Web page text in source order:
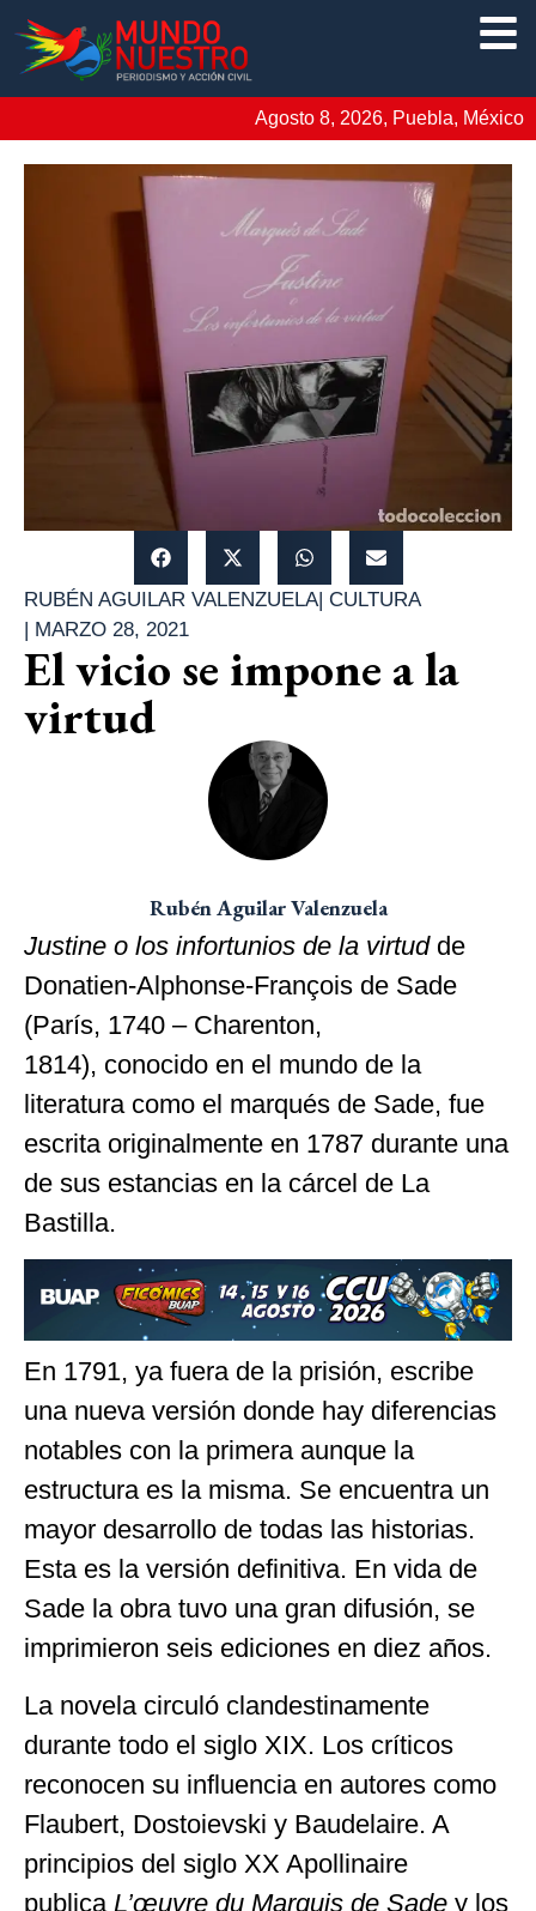
Agosto 8, 2026, Puebla, México
RUBÉN AGUILAR VALENZUELA| CULTURA
| MARZO 28, 2021
El vicio se impone a la
virtud
Rubén Aguilar Valenzuela
Justine o los infortunios de la virtud de
Donatien-Alphonse-François de Sade
(París, 1740 – Charenton,
1814), conocido en el mundo de la
literatura como el marqués de Sade, fue
escrita originalmente en 1787 durante una
de sus estancias en la cárcel de La
Bastilla.
En 1791, ya fuera de la prisión, escribe
una nueva versión donde hay diferencias
notables con la primera aunque la
estructura es la misma. Se encuentra un
mayor desarrollo de todas las historias.
Esta es la versión definitiva. En vida de
Sade la obra tuvo una gran difusión, se
imprimieron seis ediciones en diez años.
La novela circuló clandestinamente
durante todo el siglo XIX. Los críticos
reconocen su influencia en autores como
Flaubert, Dostoievski y Baudelaire. A
principios del siglo XX Apollinaire
publica L’œuvre du Marquis de Sade y los